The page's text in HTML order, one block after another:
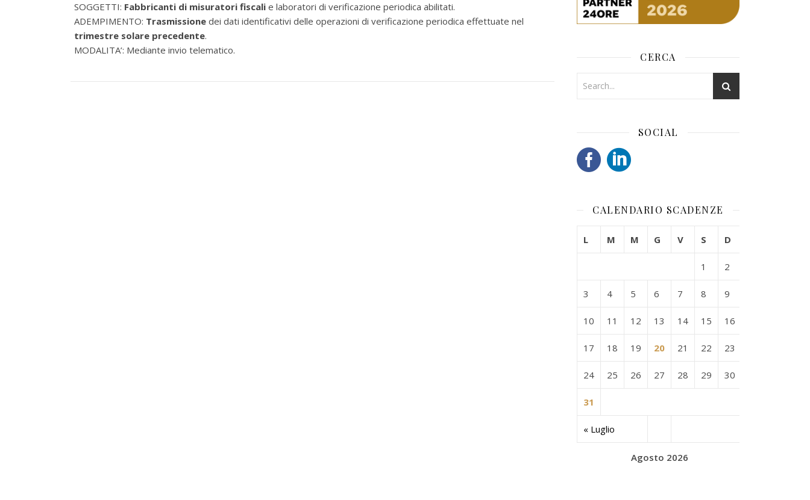
SOGGETTI: Fabbricanti di misuratori fiscali e laboratori di verificazione periodica abilitati.
ADEMPIMENTO: Trasmissione dei dati identificativi delle operazioni di verificazione periodica effettuate nel
trimestre solare precedente.
MODALITA’: Mediante invio telematico.
CERCA
SOCIAL
CALENDARIO SCADENZE
Agosto 2026
L M M G V S D
« Luglio
1 2
3 4 5 6 7 8 9
10 11 12 13 14 15 16
17 18 19 20 21 22 23
24 25 26 27 28 29 30
31